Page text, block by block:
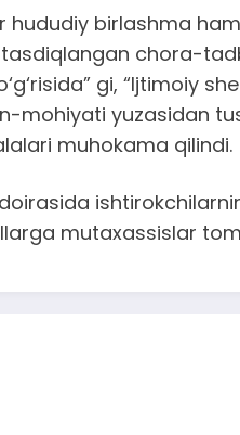
hududiy birlashma
chora-
gi, “Ijtimoiy
yuzasidan
muhokama qilindi.
mutaxassislar